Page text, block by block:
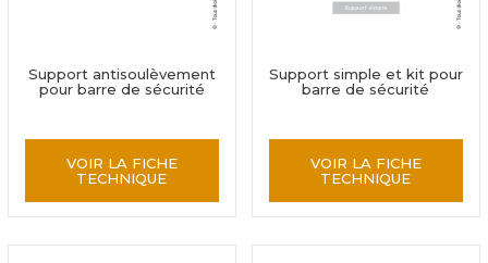
Support antisoulèvement
pour barre de sécurité
VOIR LA FICHE
TECHNIQUE
Support simple et kit pour
barre de sécurité
VOIR LA FICHE
TECHNIQUE